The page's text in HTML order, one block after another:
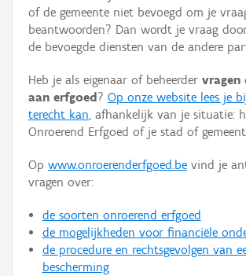
Persoon of collectief
Hergebruik
Aanmelden
of de gemeente niet bevoegd om je
beantwoorden? Dan wordt je vraag
de bevoegde diensten van de andere
Heb je als eigenaar of beheerder vragen
aan erfgoed ? Op onze website lees je
terecht kan, afhankelijk van je situatie:
Onroerend Erfgoed of je stad of
Op www.onroerenderfgoed.be vind je
vragen over:
de soorten onroerend erfgoed
de mogelijkheden voor financiële
de procedure en rechtsgevolgen van
bescherming